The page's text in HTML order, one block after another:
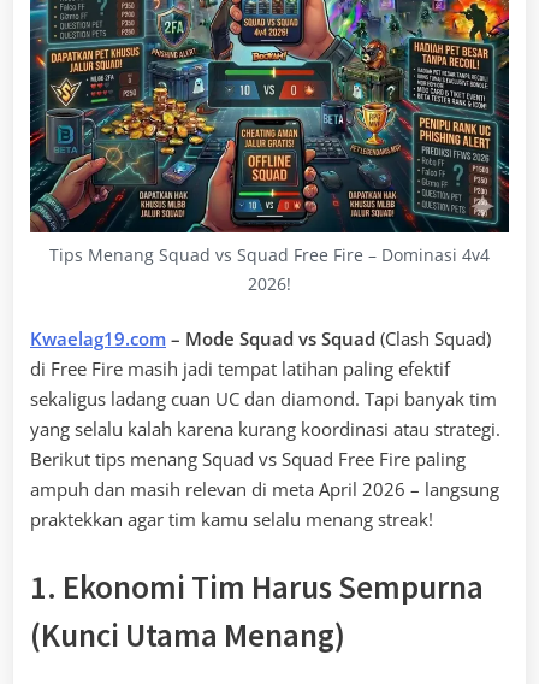
Tips Menang Squad vs Squad Free Fire – Dominasi 4v4
2026!
Kwaelag19.com – Mode Squad vs Squad (Clash Squad)
di Free Fire masih jadi tempat latihan paling efektif
sekaligus ladang cuan UC dan diamond. Tapi banyak tim
yang selalu kalah karena kurang koordinasi atau strategi.
Berikut tips menang Squad vs Squad Free Fire paling
ampuh dan masih relevan di meta April 2026 – langsung
praktekkan agar tim kamu selalu menang streak!
1. Ekonomi Tim Harus Sempurna
(Kunci Utama Menang)